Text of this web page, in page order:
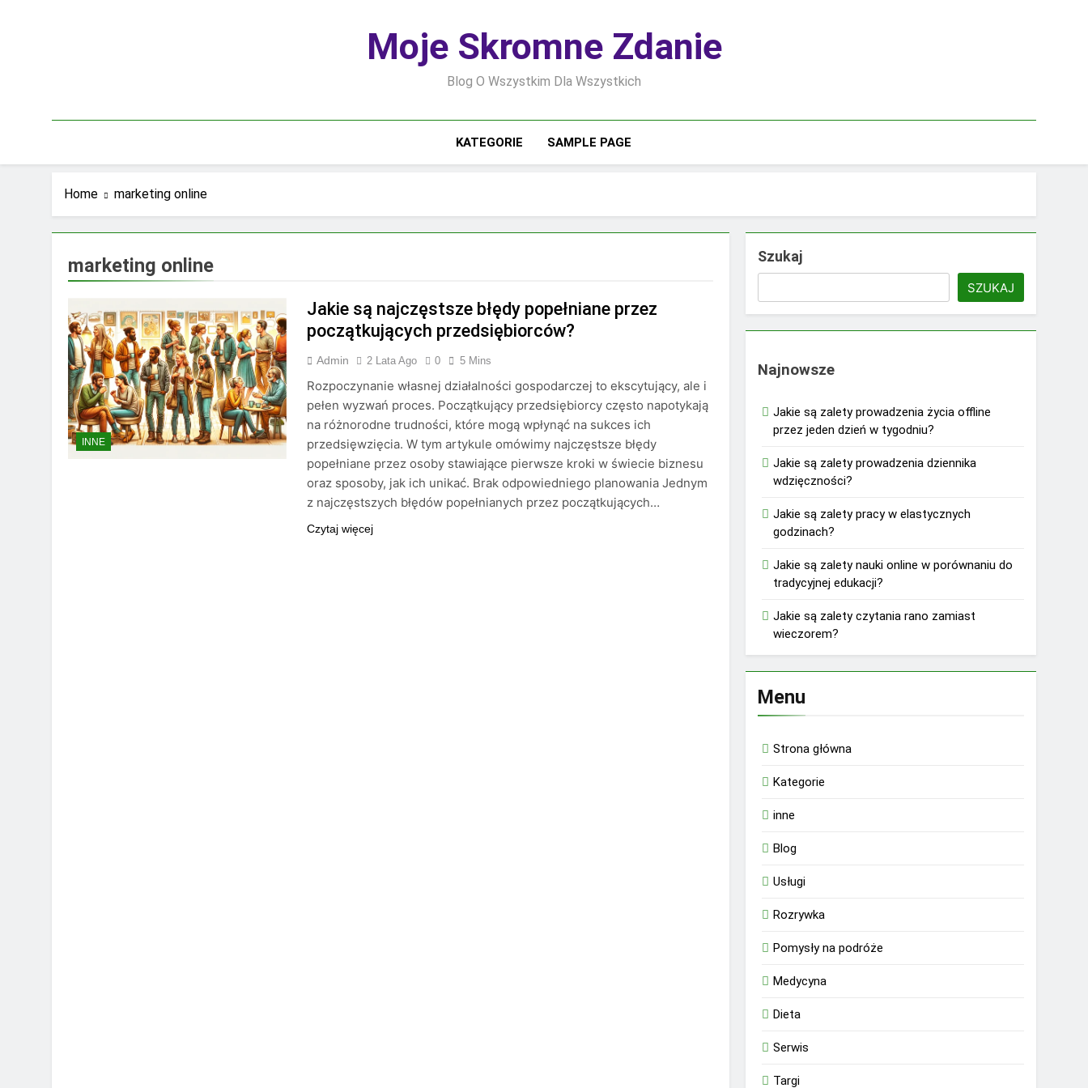
Moje Skromne Zdanie
Blog O Wszystkim Dla Wszystkich
KATEGORIE SAMPLE PAGE
Home marketing online
marketing online
INNE
Jakie są najczęstsze błędy popełniane przez
początkujących przedsiębiorców?
Admin 2 Lata Ago 0 5 Mins
Rozpoczynanie własnej działalności gospodarczej to ekscytujący, ale i
pełen wyzwań proces. Początkujący przedsiębiorcy często napotykają
na różnorodne trudności, które mogą wpłynąć na sukces ich
przedsięwzięcia. W tym artykule omówimy najczęstsze błędy
popełniane przez osoby stawiające pierwsze kroki w świecie biznesu
oraz sposoby, jak ich unikać. Brak odpowiedniego planowania Jednym
z najczęstszych błędów popełnianych przez początkujących…
Czytaj więcej
Szukaj
SZUKAJ
Najnowsze
Jakie są zalety prowadzenia życia offline
przez jeden dzień w tygodniu?
Jakie są zalety prowadzenia dziennika
wdzięczności?
Jakie są zalety pracy w elastycznych
godzinach?
Jakie są zalety nauki online w porównaniu do
tradycyjnej edukacji?
Jakie są zalety czytania rano zamiast
wieczorem?
Menu
Strona główna
Kategorie
inne
Blog
Usługi
Rozrywka
Pomysły na podróże
Medycyna
Dieta
Serwis
Targi